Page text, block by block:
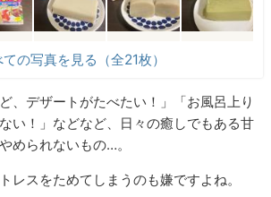
の写真を見る（全21枚）
、デザートがたべたい！」「お風呂上り
い！」などなど、日々の癒しでもある甘
められないもの…。
レスをためてしまうのも嫌ですよね。